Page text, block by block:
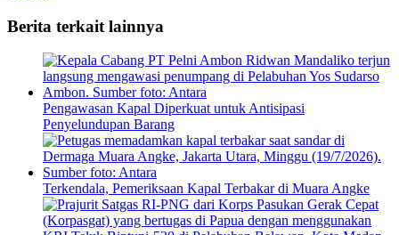
Berita terkait lainnya
Pengawasan Kapal Diperkuat untuk Antisipasi
Penyelundupan Barang
Terkendala, Pemeriksaan Kapal Terbakar di Muara Angke